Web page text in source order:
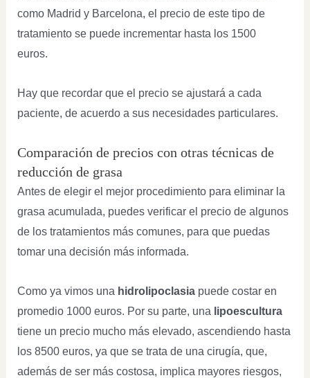
como Madrid y Barcelona, el precio de este tipo de
tratamiento se puede incrementar hasta los 1500
euros.
Hay que recordar que el precio se ajustará a cada
paciente, de acuerdo a sus necesidades particulares.
Comparación de precios con otras técnicas de
reducción de grasa
Antes de elegir el mejor procedimiento para eliminar la
grasa acumulada, puedes verificar el precio de algunos
de los tratamientos más comunes, para que puedas
tomar una decisión más informada.
Como ya vimos una hidrolipoclasiapuede costar en
promedio 1000 euros. Por su parte, una lipoescultura
tiene un precio mucho más elevado, ascendiendo hasta
los 8500 euros, ya que se trata de una cirugía, que,
además de ser más costosa, implica mayores riesgos,